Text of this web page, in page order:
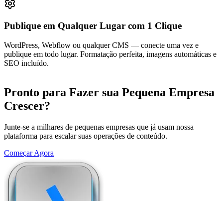
Publique em Qualquer Lugar com 1 Clique
WordPress, Webflow ou qualquer CMS — conecte uma vez e
publique em todo lugar. Formatação perfeita, imagens automáticas e
SEO incluído.
Pronto para Fazer sua Pequena Empresa
Crescer?
Junte-se a milhares de pequenas empresas que já usam nossa
plataforma para escalar suas operações de conteúdo.
Começar Agora